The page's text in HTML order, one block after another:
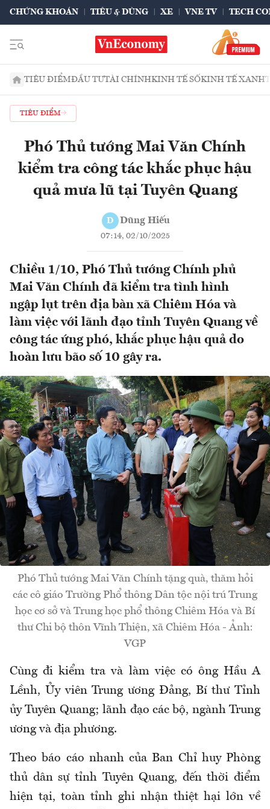
CHỨNG KHOÁN TIÊU & DÙNG XE VNE TV TECH
TIÊU ĐIỂMĐẦU TƯTÀI CHÍNHKINH TẾ SỐKINH TẾ XANH
TIÊU ĐIỂM
Phó Thủ tướng Mai Văn Chính
kiểm tra công tác khắc phục hậu
quả mưa lũ tại Tuyên Quang
D Dũng Hiếu
07:14, 02/10/2025
Chiều 1/10, Phó Thủ tướng Chính phủ
Mai Văn Chính đã kiểm tra tình hình
ngập lụt trên địa bàn xã Chiêm Hóa và
làm việc với lãnh đạo tỉnh Tuyên Quang về
công tác ứng phó, khắc phục hậu quả do
hoàn lưu bão số 10 gây ra.
Phó Thủ tướng Mai Văn Chính tặng quà, thăm hỏi
các cô giáo Trường Phổ thông Dân tộc nội trú Trung
học cơ sở và Trung học phổ thông Chiêm Hóa và Bí
thư Chi bộ thôn Vĩnh Thiện, xã Chiêm Hóa - Ảnh:
VGP
Cùng đi kiểm tra và làm việc có ông Hầu A
Lềnh, Ủy viên Trung ương Đảng, Bí thư Tỉnh
ủy Tuyên Quang; lãnh đạo các bộ, ngành Trung
ương và địa phương.
Theo báo cáo nhanh của Ban Chỉ huy Phòng
thủ dân sự tỉnh Tuyên Quang, đến thời điểm
hiện tại, toàn tỉnh ghi nhận thiệt hại lớn về